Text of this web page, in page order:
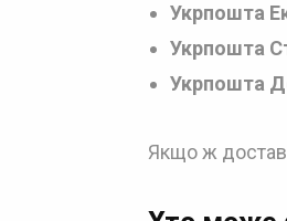
Укрпошта
Укрпошта
Укрпошта
Якщо ж